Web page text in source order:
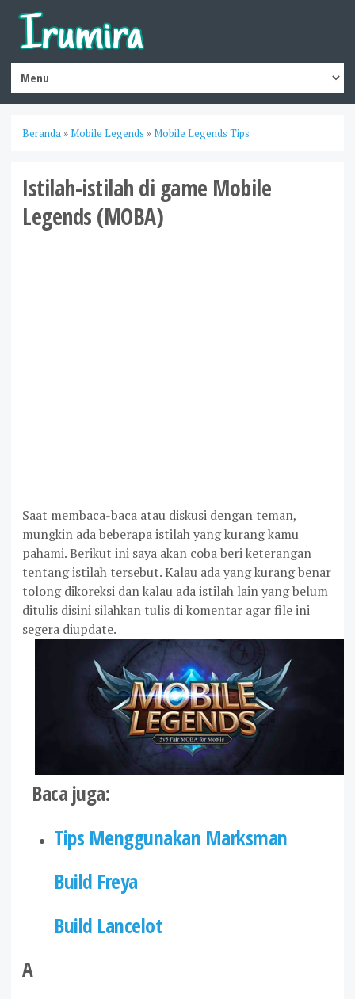
Beranda »Mobile Legends »Mobile Legends Tips
Istilah-istilah di game Mobile
Legends (MOBA)
Saat membaca-baca atau diskusi dengan teman,
mungkin ada beberapa istilah yang kurang kamu
pahami. Berikut ini saya akan coba beri keterangan
tentang istilah tersebut. Kalau ada yang kurang benar
tolong dikoreksi dan kalau ada istilah lain yang belum
ditulis disini silahkan tulis di komentar agar file ini
segera diupdate.
Baca juga:
Tips Menggunakan Marksman
Build Freya
Build Lancelot
A